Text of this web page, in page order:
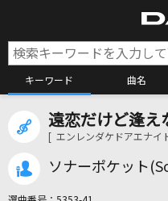
キーワード 曲名
カ
カラ
遠恋だけど逢え
[ エンレンダケドアエナイ
ソナーポケット